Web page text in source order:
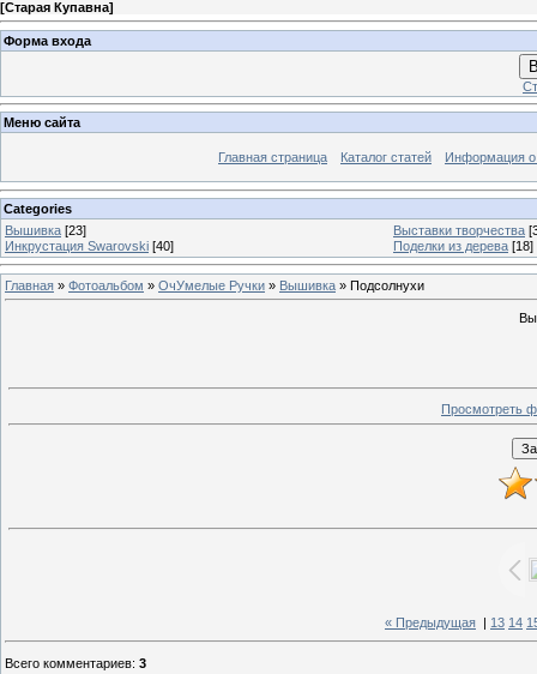
[Старая Купавна]
Форма входа
Меню сайта
Главная страница Каталог статей Информация о
Categories
Вышивка [23] Выставки творчества
Инкрустация Swarovski [40] Поделки из дерева [18]
Главная » Фотоальбом » ОчУмелые Ручки » Вышивка » Подсолнухи
Просмотреть
« Предыдущая 13 14
Всего комментариев: 3